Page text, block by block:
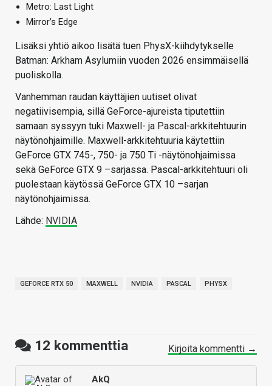
Metro: Last Light
Mirror’s Edge
Lisäksi yhtiö aikoo lisätä tuen PhysX-kiihdytykselle
Batman: Arkham Asylumiin vuoden 2026 ensimmäisellä
puoliskolla.
Vanhemman raudan käyttäjien uutiset olivat
negatiivisempia, sillä GeForce-ajureista tiputettiin
samaan syssyyn tuki Maxwell- ja Pascal-arkkitehtuurin
näytönohjaimille. Maxwell-arkkitehtuuria käytettiin
GeForce GTX 745-, 750- ja 750 Ti -näytönohjaimissa
sekä GeForce GTX 9 –sarjassa. Pascal-arkkitehtuuri oli
puolestaan käytössä GeForce GTX 10 –sarjan
näytönohjaimissa.
Lähde: NVIDIA
GEFORCE RTX 50 MAXWELL NVIDIA PASCAL PHYSX
12 kommenttia Kirjoita kommentti →
AkQ